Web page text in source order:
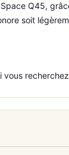
Q45,
soit